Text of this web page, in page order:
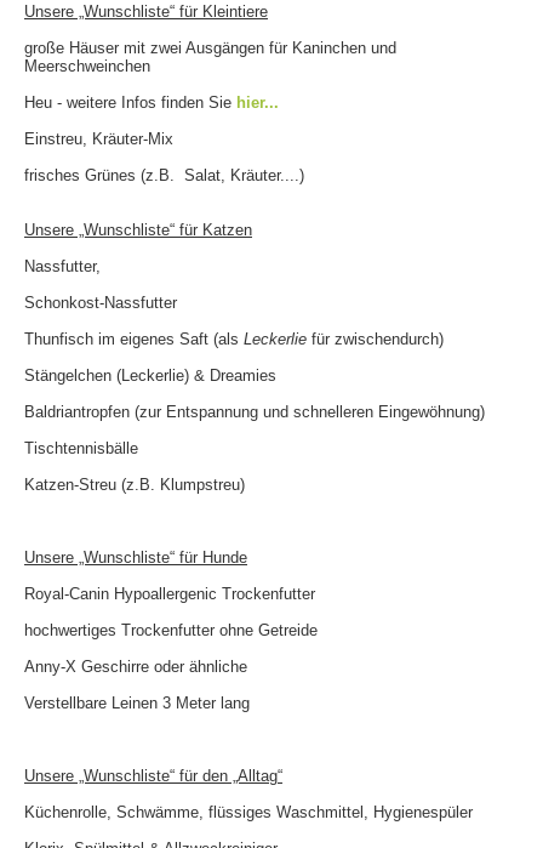
Unsere „Wunschliste“ für Kleintiere
große Häuser mit zwei Ausgängen für Kaninchen und
Meerschweinchen
Heu - weitere Infos finden Sie hier...
Einstreu, Kräuter-Mix
frisches Grünes (z.B. Salat, Kräuter....)
Unsere „Wunschliste“ für Katzen
Nassfutter,
Schonkost-Nassfutter
Thunfisch im eigenes Saft (als Leckerlie für zwischendurch)
Stängelchen (Leckerlie) & Dreamies
Baldriantropfen (zur Entspannung und schnelleren Eingewöhnung)
Tischtennisbälle
Katzen-Streu (z.B. Klumpstreu)
Unsere „Wunschliste“ für Hunde
Royal-Canin Hypoallergenic Trockenfutter
hochwertiges Trockenfutter ohne Getreide
Anny-X Geschirre oder ähnliche
Verstellbare Leinen 3 Meter lang
Unsere „Wunschliste“ für den „Alltag“
Küchenrolle, Schwämme, flüssiges Waschmittel, Hygienespüler